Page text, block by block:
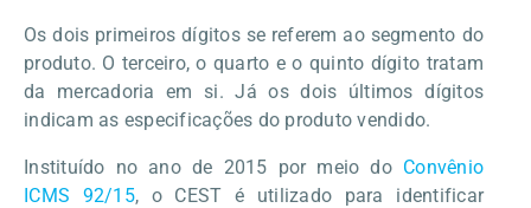
Os dois primeiros dígitos se referem ao segmento do
produto. O terceiro, o quarto e o quinto dígito tratam
da mercadoria em si. Já os dois últimos dígitos
indicam as especificações do produto vendido.
Instituído no ano de 2015 por meio do Convênio
ICMS 92/15, o CEST é utilizado para identificar